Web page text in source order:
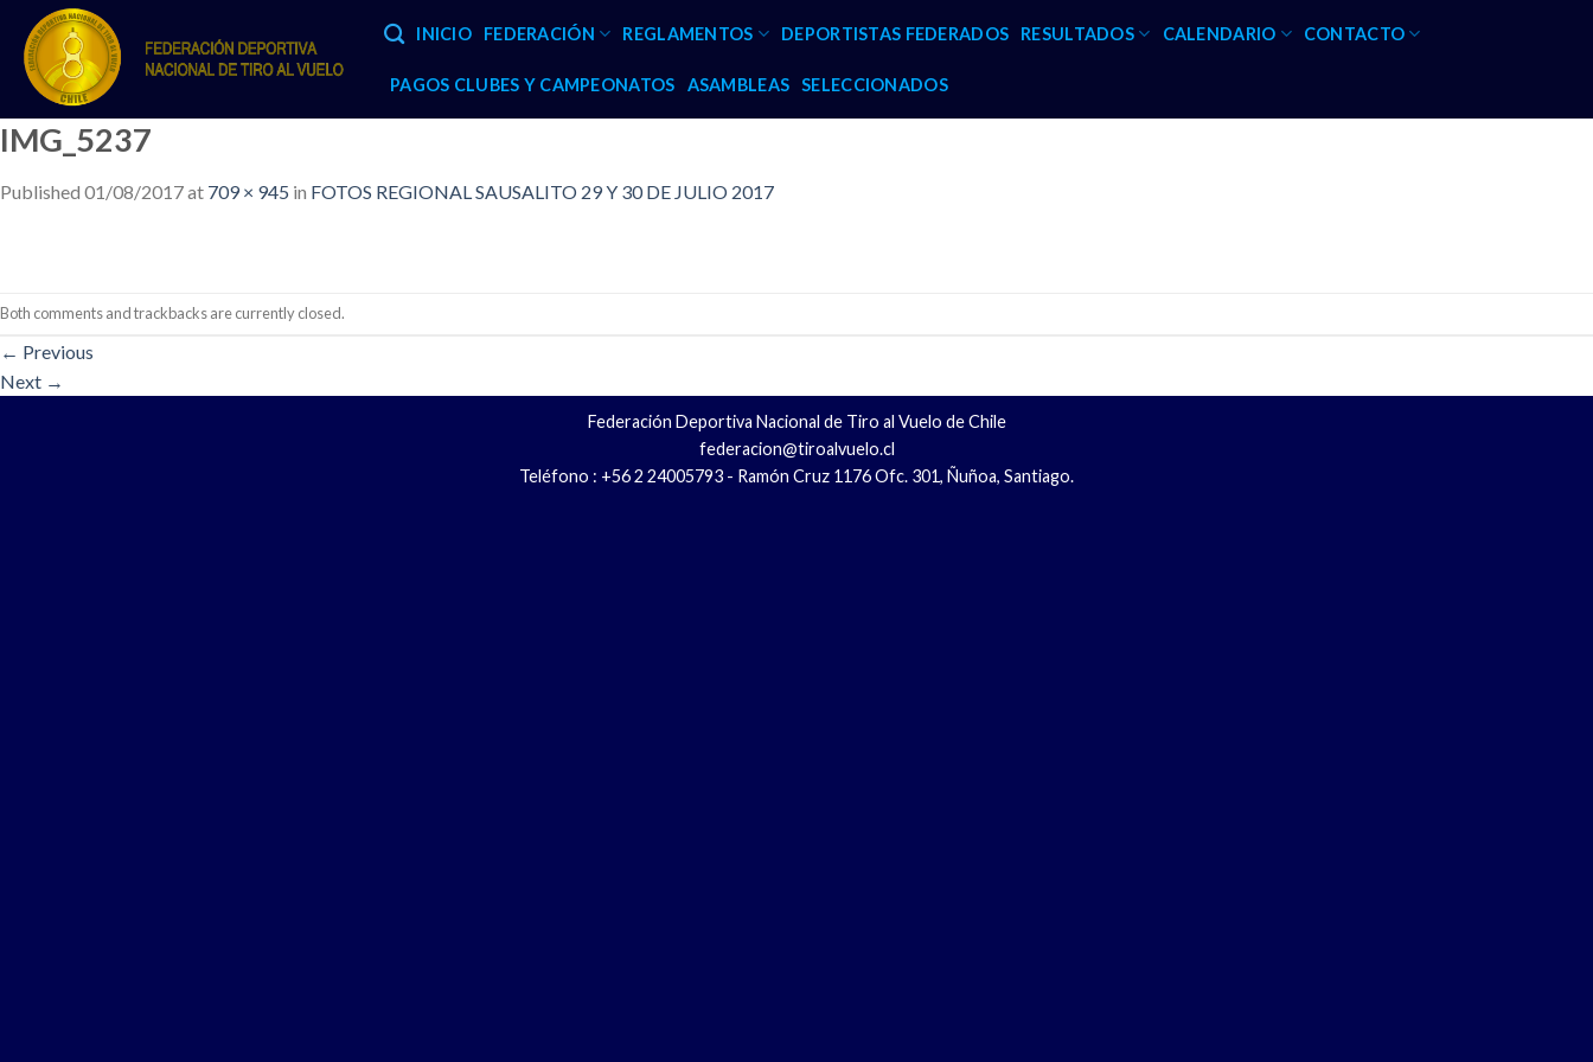
content
INICIO FEDERACIÓN REGLAMENTOS DEPORTISTAS FEDERADOS RESULTADOS CALENDARIO CONTACTO
PAGOS CLUBES Y CAMPEONATOS ASAMBLEAS SELECCIONADOS
IMG_5237
Published 01/08/2017at 709 × 945 in FOTOS REGIONAL SAUSALITO 29 Y 30 DE JULIO 2017
Both comments and trackbacks are currently closed.
← Previous
Next →
Federación Deportiva Nacional de Tiro al Vuelo de Chile
federacion@tiroalvuelo.cl
Teléfono : +56 2 24005793 - Ramón Cruz 1176 Ofc. 301, Ñuñoa, Santiago.